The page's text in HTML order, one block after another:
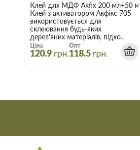
Клей для МДФ Akfix 200 мл+50 мл
Клей з активатором Акфікс 705
використовується для
склеювання будь-яких
дерев'яних матеріалів, підхо..
Ціна
120.9 грн.
Опт
118.5 грн.